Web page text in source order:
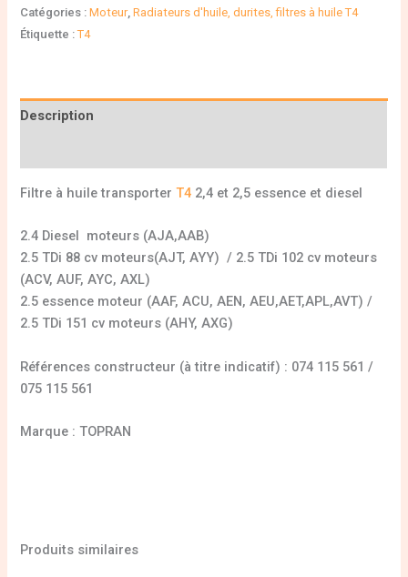
Catégories :Moteur,Radiateurs d'huile, durites, filtres à huile T4
Étiquette :T4
Description
Filtre à huile transporterT4 2,4 et 2,5 essence et diesel
2.4 Diesel moteurs (AJA,AAB)
2.5 TDi 88 cv moteurs(AJT, AYY) / 2.5 TDi 102 cv moteurs
(ACV, AUF, AYC, AXL)
2.5 essence moteur (AAF, ACU, AEN, AEU,AET,APL,AVT) /
2.5 TDi 151 cv moteurs (AHY, AXG)
Références constructeur (à titre indicatif) : 074 115 561 /
075 115 561
Marque : TOPRAN
Produits similaires